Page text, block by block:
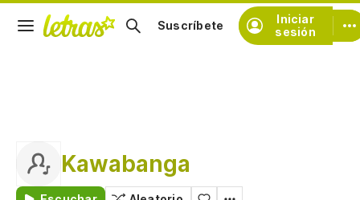
Iniciar
sesión
Suscríbete
Kawabanga